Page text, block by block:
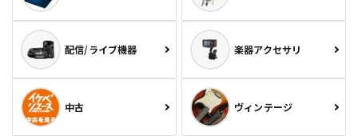
配信/ライブ機器 楽器アクセサリ
中古 ヴィンテージ